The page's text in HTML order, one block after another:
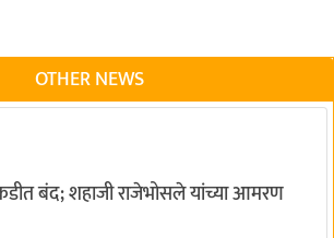
OTHER NEWS
बंद; शहाजी राजेभोसले यांच्या आमरण